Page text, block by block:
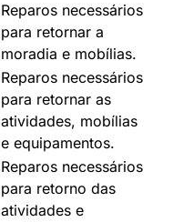
Reparos necessários
para retornar a
moradia e mobílias.
Reparos necessários
para retornar as
atividades, mobílias
e equipamentos.
Reparos necessários
para retorno das
atividades e